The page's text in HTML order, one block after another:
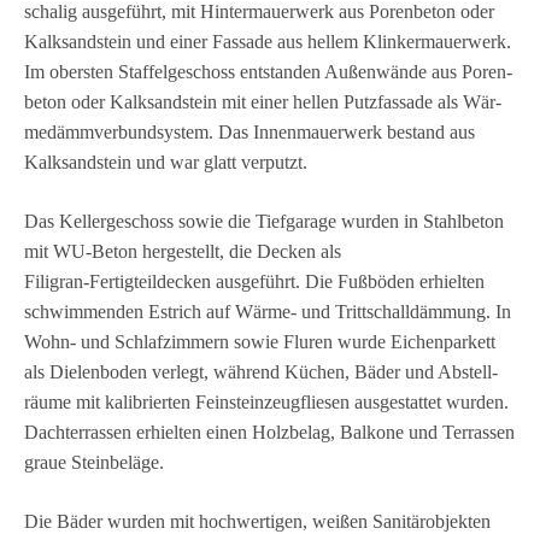
scha­lig aus­ge­führt, mit Hin­ter­mau­er­werk aus Poren­be­ton oder
Kalk­sand­stein und einer Fas­sade aus hel­lem Klin­ker­mau­er­werk.
Im obers­ten Staf­fel­ge­schoss ent­stan­den Außen­wände aus Poren­
be­ton oder Kalk­sand­stein mit einer hel­len Putz­fas­sade als Wär­
me­dämm­ver­bund­sys­tem. Das Innen­mau­er­werk bestand aus
Kalk­sand­stein und war glatt verputzt.
Das Kel­ler­ge­schoss sowie die Tief­ga­rage wur­den in Stahl­be­ton
mit WU‑Beton her­ge­stellt, die Decken als
Filigran‑Fertigteildecken aus­ge­führt. Die Fuß­bö­den erhiel­ten
schwim­men­den Est­rich auf Wärme‑ und Tritt­schall­däm­mung. In
Wohn‑ und Schlaf­zim­mern sowie Flu­ren wurde Eichen­par­kett
als Die­len­bo­den ver­legt, wäh­rend Küchen, Bäder und Abstell­
räume mit kali­brier­ten Fein­stein­zeug­flie­sen aus­ge­stat­tet wur­den.
Dach­ter­ras­sen erhiel­ten einen Holz­be­lag, Bal­kone und Ter­ras­sen
graue Steinbeläge.
Die Bäder wur­den mit hoch­wer­ti­gen, wei­ßen Sani­tär­ob­jek­ten